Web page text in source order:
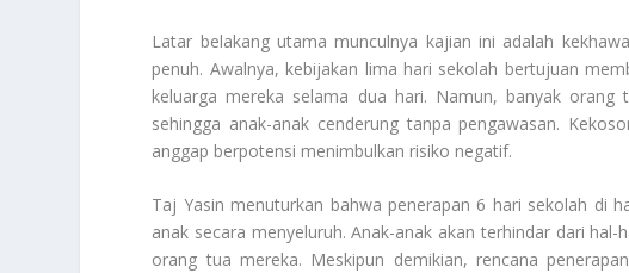
Latar belakang utama munculnya kajian ini adalah
penuh. Awalnya, kebijakan lima hari sekolah bertujuan
keluarga mereka selama dua hari. Namun, banyak
sehingga anak-anak cenderung tanpa pengawasan.
anggap berpotensi menimbulkan risiko negatif.
Taj Yasin menuturkan bahwa penerapan 6 hari sekolah di
anak secara menyeluruh. Anak-anak akan terhindar dari
orang tua mereka. Meskipun demikian, rencana